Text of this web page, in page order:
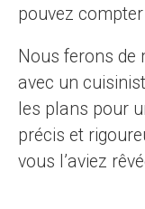
pouvez
Nous ferons de
avec un
les plans pour
précis et
vous l’aviez